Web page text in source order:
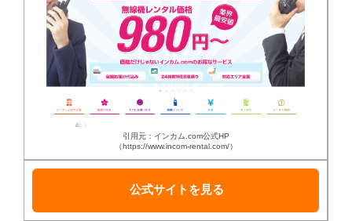
引用元：インカム.com公式HP
（https://www.incom-rental.com/）
公式サイトを見る